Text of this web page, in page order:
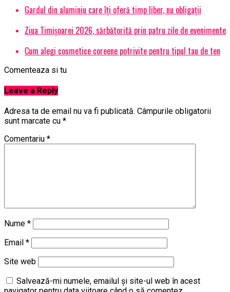
Gardul din aluminiu care îți oferă timp liber, nu obligații
Ziua Timișoarei 2026, sărbătorită prin patru zile de evenimente
Cum alegi cosmetice coreene potrivite pentru tipul tau de ten
Comenteaza si tu
Leave a Reply
Adresa ta de email nu va fi publicată. Câmpurile obligatorii
sunt marcate cu *
Comentariu *
Nume *
Email *
Site web
Salvează-mi numele, emailul și site-ul web în acest